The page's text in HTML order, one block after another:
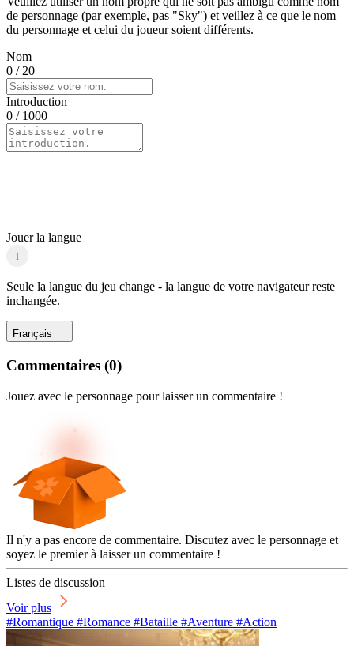
de personnage (par exemple, pas "Sky") et veillez à ce que le nom
du personnage et celui du joueur soient différents.
Nom
0 / 20
Introduction
0 / 1000
Jouer la langue
i
Seule la langue du jeu change - la langue de votre navigateur reste
inchangée.
Français
Commentaires (0)
Jouez avec le personnage pour laisser un commentaire !
Il n'y a pas encore de commentaire. Discutez avec le personnage et
soyez le premier à laisser un commentaire !
Listes de discussion
Voir plus
#Romantique #Romance #Bataille #Aventure #Action